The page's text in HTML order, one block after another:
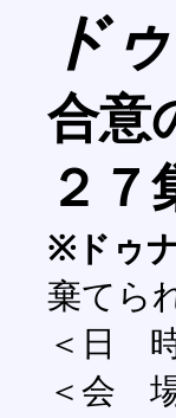
ド
合意
２７
※ドゥ
棄てら
＜日
＜会